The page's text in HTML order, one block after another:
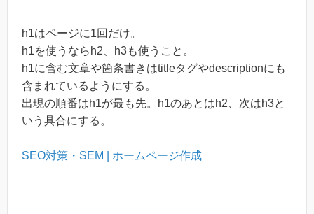
h1はページに1回だけ。
h1を使うならh2、h3も使うこと。
h1に含む文章や箇条書きはtitleタグやdescriptionにも
含まれているようにする。
出現の順番はh1が最も先。h1のあとはh2、次はh3と
いう具合にする。
SEO対策・SEM | ホームページ作成